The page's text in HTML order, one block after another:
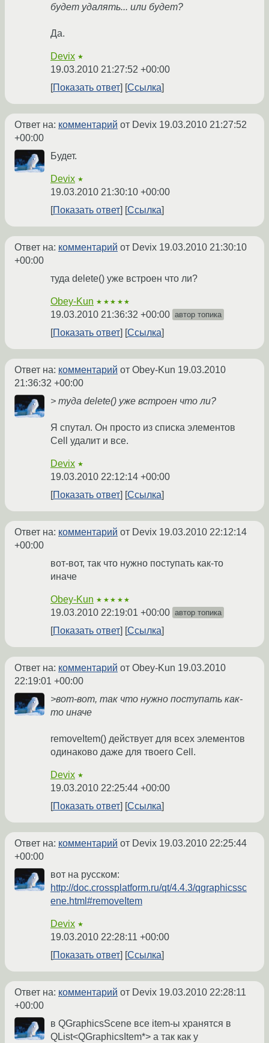
будет удалять... или будет?
Да.
Devix ★
19.03.2010 21:27:52 +00:00
Показать ответ
Ссылка
Ответ на: комментарий от Devix 19.03.2010 21:27:52
+00:00
Будет.
Devix ★
19.03.2010 21:30:10 +00:00
Показать ответ
Ссылка
Ответ на: комментарий от Devix 19.03.2010 21:30:10
+00:00
туда delete() уже встроен что ли?
Obey-Kun ★★★★★
19.03.2010 21:36:32 +00:00 автор топика
Показать ответ Ссылка
Ответ на: комментарий от Obey-Kun 19.03.2010
21:36:32 +00:00
> туда delete() уже встроен что ли?
Я спутал. Он просто из списка элементов
Cell удалит и все.
Devix ★
19.03.2010 22:12:14 +00:00
Показать ответ
Ссылка
Ответ на: комментарий от Devix 19.03.2010 22:12:14
+00:00
вот-вот, так что нужно поступать как-то
иначе
Obey-Kun ★★★★★
19.03.2010 22:19:01 +00:00 автор топика
Показать ответ Ссылка
Ответ на: комментарий от Obey-Kun 19.03.2010
22:19:01 +00:00
>вот-вот, так что нужно поступать как-
то иначе
removeItem() действует для всех элементов
одинаково даже для твоего Cell.
Devix ★
19.03.2010 22:25:44 +00:00
Показать ответ
Ссылка
Ответ на: комментарий от Devix 19.03.2010 22:25:44
+00:00
вот на русском:
http://doc.crossplatform.ru/qt/4.4.3/qgraphicssc
ene.html#removeItem
Devix ★
19.03.2010 22:28:11 +00:00
Показать ответ
Ссылка
Ответ на: комментарий от Devix 19.03.2010 22:28:11
+00:00
в QGraphicsScene все item-ы хранятся в
QList<QGraphicsItem*> а так как у